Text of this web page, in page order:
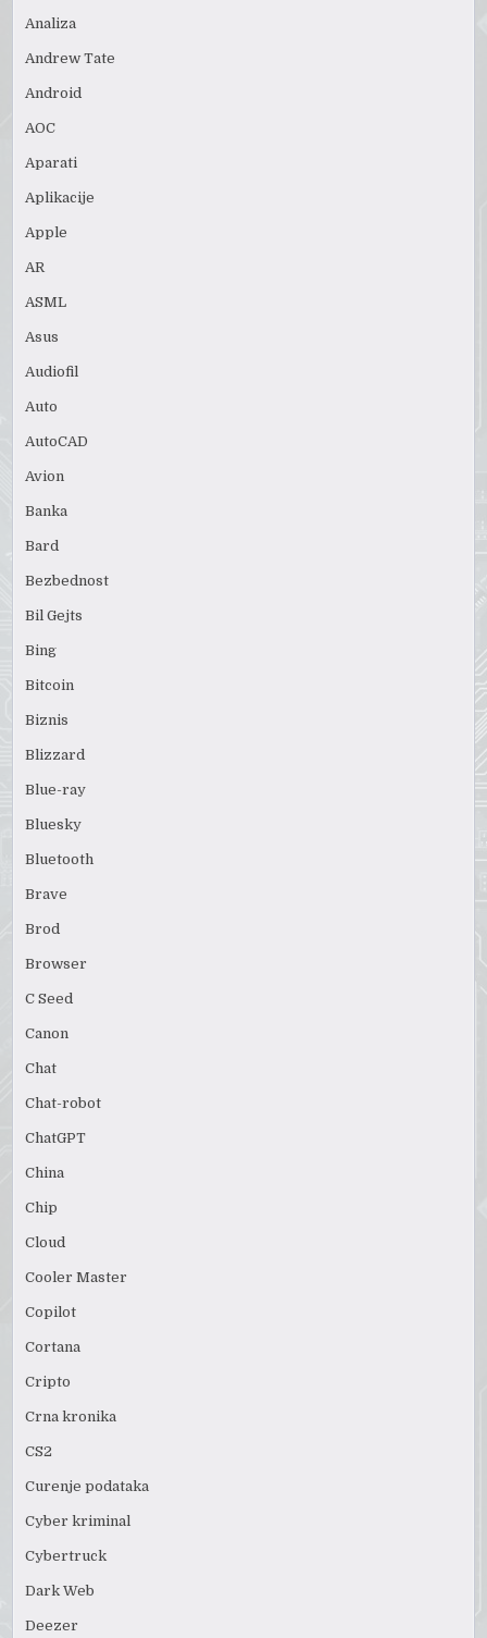
Analiza
Andrew Tate
Android
AOC
Aparati
Aplikacije
Apple
AR
ASML
Asus
Audiofil
Auto
AutoCAD
Avion
Banka
Bard
Bezbednost
Bil Gejts
Bing
Bitcoin
Biznis
Blizzard
Blue-ray
Bluesky
Bluetooth
Brave
Brod
Browser
C Seed
Canon
Chat
Chat-robot
ChatGPT
China
Chip
Cloud
Cooler Master
Copilot
Cortana
Cripto
Crna kronika
CS2
Curenje podataka
Cyber kriminal
Cybertruck
Dark Web
Deezer